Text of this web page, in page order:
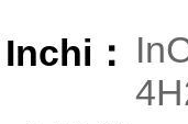
Inchi：